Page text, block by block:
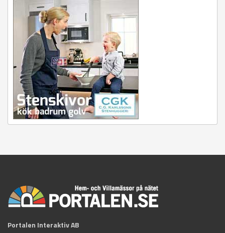
Portalen Interaktiv AB